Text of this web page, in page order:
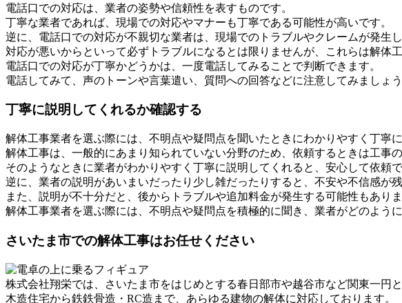
電話口での対応は、業者の姿勢や信頼性を表すものです。
丁寧な業者であれば、現場での対応やマナーも丁寧である可能性が高いです。
逆に、電話口での対応が不親切な業者は、現場でのトラブルやクレームが発生
対応が悪いからといって必ずトラブルになるとは限りませんが、これらは解体
電話口での対応が丁寧かどうかは、一度電話してみることで判断できます。
電話してみて、声のトーンや言葉遣い、質問への回答などに注意してみましょう
丁寧に説明してくれるか確認する
解体工事業者を選ぶ際には、不明点や疑問点を聞いたときにわかりやすく丁寧
解体工事は、一般的にあまり知られていない分野のため、依頼するときは工事
そのようなときに業者がわかりやすく丁寧に説明してくれると、安心して依頼で
逆に、業者の説明があいまいだったり少し雑だったりすると、不安や不信感が残
また、説明が不十分だと、後からトラブルや追加料金が発生する可能性もありま
解体工事業者を選ぶ際には、不明点や疑問点を積極的に聞き、業者がどのよう
さいたま市での解体工事はお任せください
株式会社翔栄では、さいたま市をはじめとする春日部市や越谷市など関東一円
木造住宅から鉄鉄骨造・RC造まで、あらゆる建物の解体に対応しております。